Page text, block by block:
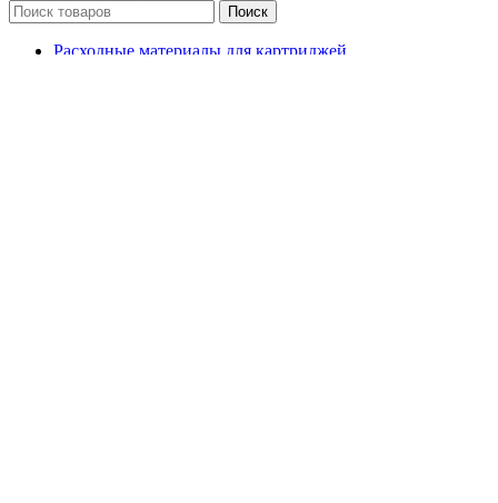
Поиск
Расходные материалы для картриджей